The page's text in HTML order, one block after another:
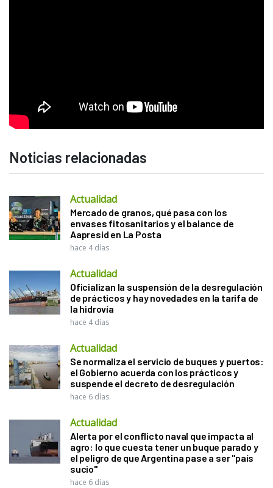
Noticias relacionadas
Actualidad
Mercado de granos, qué pasa con los
envases fitosanitarios y el balance de
Aapresid en La Posta
hace 4 días
Actualidad
Oficializan la suspensión de la desregulación
de prácticos y hay novedades en la tarifa de
la hidrovía
hace 4 días
Actualidad
Se normaliza el servicio de buques y puertos:
el Gobierno acuerda con los prácticos y
suspende el decreto de desregulación
hace 6 días
Actualidad
Alerta por el conflicto naval que impacta al
agro: lo que cuesta tener un buque parado y
el peligro de que Argentina pase a ser "país
sucio"
hace 6 días